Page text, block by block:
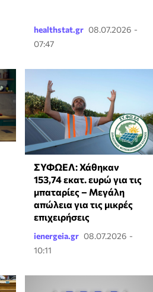
healthstat.gr 08.07.2026 -
07:47
ΣΥΦΩΕΛ: Χάθηκαν
153,74 εκατ. ευρώ για τις
μπαταρίες – Μεγάλη
απώλεια για τις μικρές
επιχειρήσεις
ienergeia.gr 08.07.2026 -
10:11